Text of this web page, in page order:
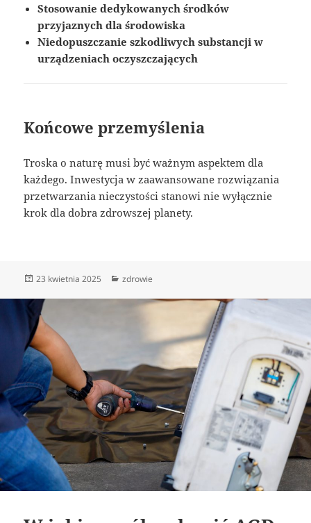
Stosowanie dedykowanych środków
przyjaznych dla środowiska
Niedopuszczanie szkodliwych substancji w
urządzeniach oczyszczających
Końcowe przemyślenia
Troska o naturę musi być ważnym aspektem dla
każdego. Inwestycja w zaawansowane rozwiązania
przetwarzania nieczystości stanowi nie wyłącznie
krok dla dobra zdrowszej planety.
Data
23 kwietnia 2025 Kategorie
zdrowie